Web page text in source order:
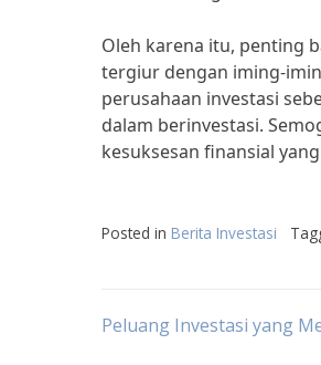
Oleh karena itu, penting
tergiur dengan iming-
perusahaan investasi
dalam berinvestasi.
kesuksesan finansial
Posted in Berita Investasi
Post
Peluang Investasi yang